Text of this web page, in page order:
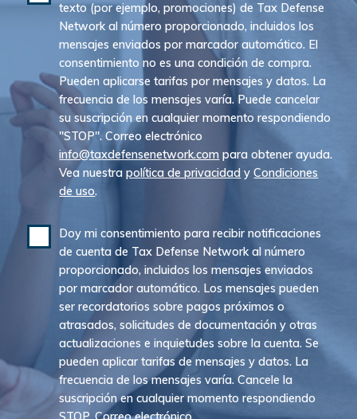
texto (por ejemplo, promociones) de Tax Defense
Network al número proporcionado, incluidos los
mensajes enviados por marcador automático. El
consentimiento no es una condición de compra.
Pueden aplicarse tarifas por mensajes y datos. La
frecuencia de los mensajes varía. Puede cancelar
su suscripción en cualquier momento respondiendo
"STOP". Correo electrónico
info@taxdefensenetwork.com para obtener ayuda.
Vea nuestrapolítica de privacidad yCondiciones
de uso.
Doy mi consentimiento para recibir notificaciones
de cuenta de Tax Defense Network al número
proporcionado, incluidos los mensajes enviados
por marcador automático. Los mensajes pueden
ser recordatorios sobre pagos próximos o
atrasados, solicitudes de documentación y otras
actualizaciones e inquietudes sobre la cuenta. Se
pueden aplicar tarifas de mensajes y datos. La
frecuencia de los mensajes varía. Cancele la
suscripción en cualquier momento respondiendo